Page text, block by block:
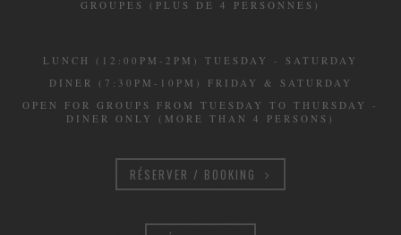
GROUPES (PLUS DE 4 PERSONNES)
LUNCH (12:00PM-2PM) TUESDAY - SATURDAY
DINER (7:30PM-10PM) FRIDAY & SATURDAY
OPEN FOR GROUPS FROM TUESDAY TO THURSDAY -
DINER ONLY (MORE THAN 4 PERSONS)
RÉSERVER / BOOKING